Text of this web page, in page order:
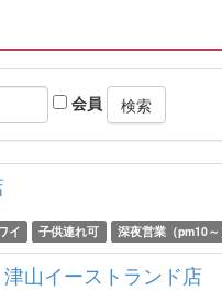
会員
イ 子供連れ可 深夜営業（pm10～
山イーストランド店